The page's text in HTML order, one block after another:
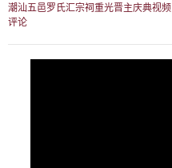
潮汕五邑罗氏汇宗祠重光晋主庆典视频
评论